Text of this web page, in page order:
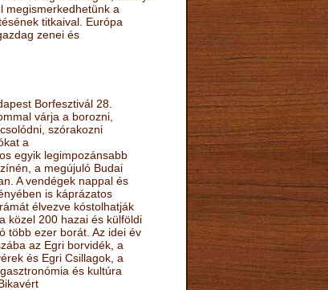
megismerkedhetünk a
titkaival. Európa
zenei és
Borfesztivál 28.
várja a borozni,
szórakozni
a
egyik legimpozánsabb
a megújuló Budai
A vendégek nappal és
is káprázatos
élvezve kóstolhatják
közel 200 hazai és külföldi
több ezer borát. Az idei év
az Egri borvidék, a
és Egri Csillagok, a
és kultúra